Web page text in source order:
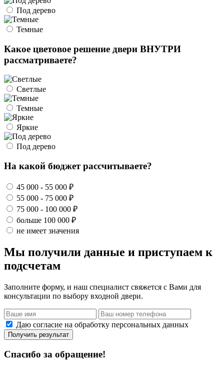
Под дерево
Темные
Какое цветовое решение двери ВНУТРИ
рассматриваете?
Светлые
Темные
Яркие
Под дерево
На какой бюджет рассчитываете?
45 000 - 55 000 ₽
55 000 - 75 000 ₽
75 000 - 100 000 ₽
больше 100 000 ₽
не имеет значения
Мы получили данные и приступаем к
подсчетам
Заполните форму, и наш специалист свяжется с Вами для
консультации по выбору входной двери.
Даю согласие на обработку персональных данных
Получить результат
Спасибо за обращение!